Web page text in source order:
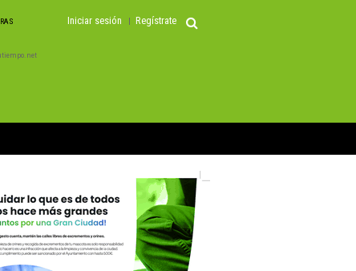
Iniciar sesión Regístrate